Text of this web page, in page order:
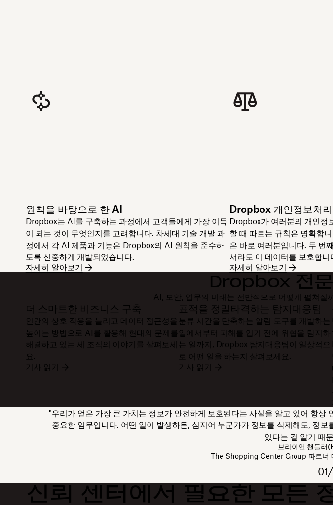
원칙을 바탕으로 한 AI
Dropbox는 AI를 구축하는 과정에서 고객들에게 가장 이득
이 되는 것이 무엇인지를 고려합니다. 차세대 기술 개발 과
정에서 각 AI 제품과 기능은 Dropbox의 AI 원칙을 준수하
도록 신중하게 개발되었습니다.
자세히 알아보기
Dropbox 개인정보처
Dropbox가 여러분의 개인정
할 때 따르는 규칙은 명확합
은 바로 여러분입니다. 두 번
서라도 이 데이터를 보호합니
자세히 알아보기
Dropbox 전
AI, 보안, 업무의 미래는 전반적으로 어떻게 펼쳐
더 스마트한 비즈니스 구축
인간의 상호 작용을 늘리고 데이터 접근성을
높이는 방법으로 AI를 활용해 현대의 문제를
해결하고 있는 세 조직의 이야기를 살펴보세
요.
기사 읽기
표적을 정밀타격하는 탐지대응팀
분류 시간을 단축하는 알림 도구를 개발하는
일에서부터 피해를 입기 전에 위협을 탐지하
는 일까지, Dropbox 탐지대응팀이 일상적으
로 어떤 일을 하는지 살펴보세요.
기사 읽기
"우리가 얻은 가장 큰 가치는 정보가 안전하게 보호된다는 사실을 알고 있어 항
중요한 임무입니다. 어떤 일이 발생하든, 심지어 누군가가 정보를 삭제해도, 정
있다는 걸 알기 때
브라이언 챈들
The Shopping Center Group 파트너
신뢰 센터에서 필요한 모든